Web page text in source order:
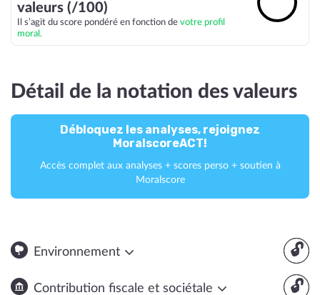
valeurs (/100)
Il s’agit du score pondéré en fonction de votre profil
moral.
Détail de la notation des valeurs
Débloquez les analyses, rejoignez
MoralscoreACT!
Accès complet aux analyses + scores perso + soutien à
Moralscore
🔓
Environnement
🔓
Contribution fiscale et sociétale